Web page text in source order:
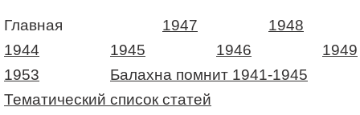
Главная 1947
1948
1944
1945 1946
1949
1953
Балахна помнит 1941-1945
Тематический список статей